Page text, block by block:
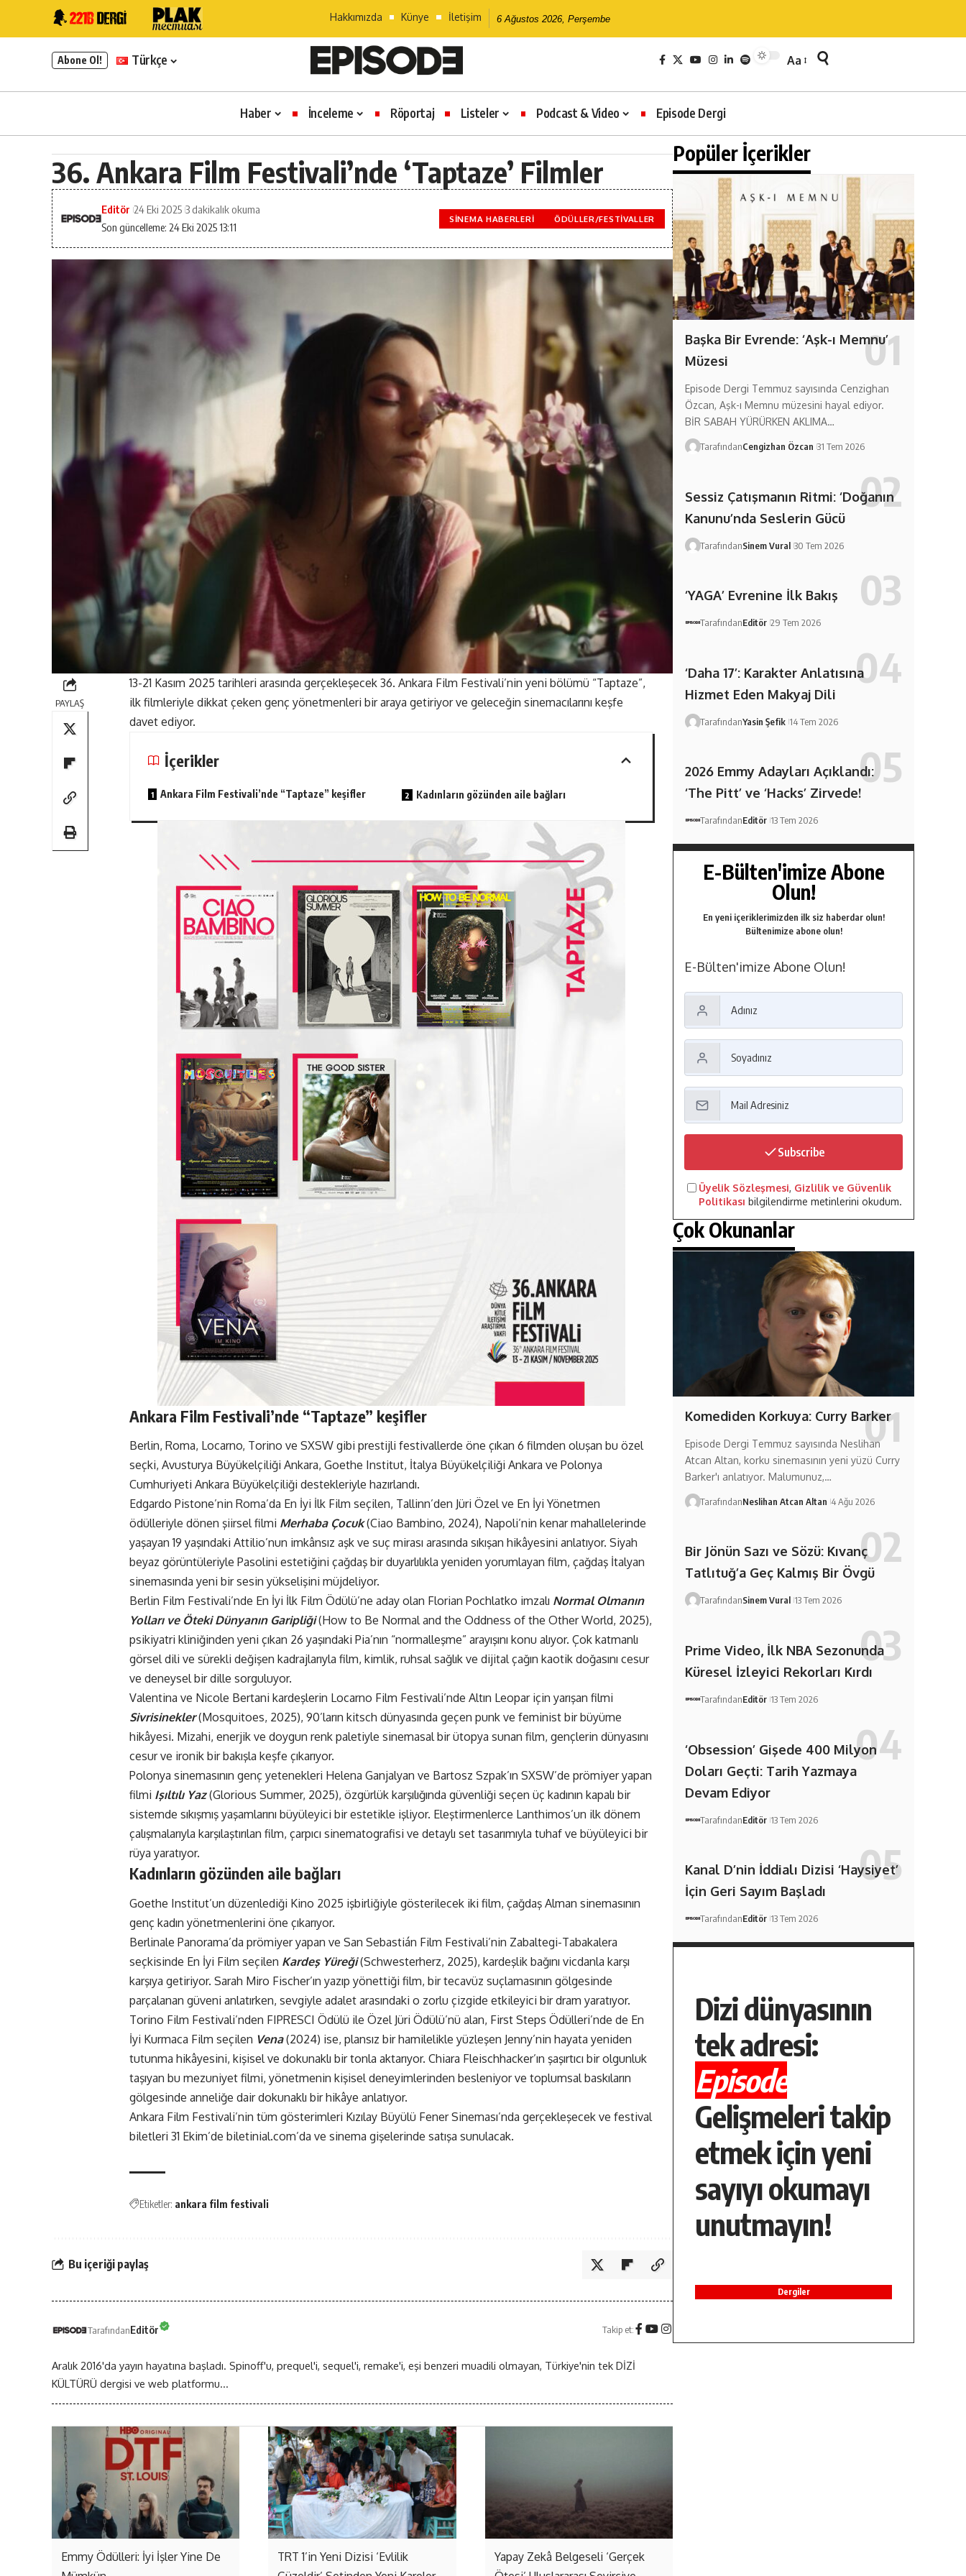
Hakkımızda Künye İletişim 6 Ağustos 2026, Perşembe
Abone Ol! Türkçe Aa
Haber İnceleme Röportaj Listeler Podcast & Video Episode Dergi
36. Ankara Film Festivali’nde ‘Taptaze’ Filmler
Son güncelleme: 24 Eki 2025 13:11
Editör 24 Eki 2025 3 dakikalık okuma
SINEMA HABERLERI ÖDÜLLER/FESTIVALLER
PAYLAŞ
13-21 Kasım 2025 tarihleri arasında gerçekleşecek 36. Ankara Film Festivali’nin yeni bölümü “Taptaze”,
ilk filmleriyle dikkat çeken genç yönetmenleri bir araya getiriyor ve geleceğin sinemacılarını keşfe
davet ediyor.
İçerikler
Ankara Film Festivali’nde “Taptaze” keşifler Kadınların gözünden aile bağları
Ankara Film Festivali’nde “Taptaze” keşifler
Berlin, Roma, Locarno, Torino ve SXSW gibi prestijli festivallerde öne çıkan 6 filmden oluşan bu özel
seçki, Avusturya Büyükelçiliği Ankara, Goethe Institut, İtalya Büyükelçiliği Ankara ve Polonya
Cumhuriyeti Ankara Büyükelçiliği destekleriyle hazırlandı.
Edgardo Pistone’nin Roma’da En İyi İlk Film seçilen, Tallinn’den Jüri Özel ve En İyi Yönetmen
ödülleriyle dönen şiirsel filmi Merhaba Çocuk(Ciao Bambino, 2024), Napoli’nin kenar mahallelerinde
yaşayan 19 yaşındaki Attilio’nun imkânsız aşk ve suç mirası arasında sıkışan hikâyesini anlatıyor. Siyah
beyaz görüntüleriyle Pasolini estetiğini çağdaş bir duyarlılıkla yeniden yorumlayan film, çağdaş İtalyan
sinemasında yeni bir sesin yükselişini müjdeliyor.
Berlin Film Festivali’nde En İyi İlk Film Ödülü’ne aday olan Florian Pochlatko imzalı Normal Olmanın
Yolları ve Öteki Dünyanın Garipliği(How to Be Normal and the Oddness of the Other World, 2025),
psikiyatri kliniğinden yeni çıkan 26 yaşındaki Pia’nın “normalleşme” arayışını konu alıyor. Çok katmanlı
görsel dili ve sürekli değişen kadrajlarıyla film, kimlik, ruhsal sağlık ve dijital çağın kaotik doğasını cesur
ve deneysel bir dille sorguluyor.
Valentina ve Nicole Bertani kardeşlerin Locarno Film Festivali’nde Altın Leopar için yarışan filmi
Sivrisinekler(Mosquitoes, 2025), 90’ların kitsch dünyasında geçen punk ve feminist bir büyüme
hikâyesi. Mizahi, enerjik ve doygun renk paletiyle sinemasal bir ütopya sunan film, gençlerin dünyasını
cesur ve ironik bir bakışla keşfe çıkarıyor.
Polonya sinemasının genç yetenekleri Helena Ganjalyan ve Bartosz Szpak’ın SXSW’de prömiyer yapan
filmi Işıltılı Yaz(Glorious Summer, 2025), özgürlük karşılığında güvenliği seçen üç kadının kapalı bir
sistemde sıkışmış yaşamlarını büyüleyici bir estetikle işliyor. Eleştirmenlerce Lanthimos’un ilk dönem
çalışmalarıyla karşılaştırılan film, çarpıcı sinematografisi ve detaylı set tasarımıyla tuhaf ve büyüleyici bir
rüya yaratıyor.
Kadınların gözünden aile bağları
Goethe Institut’un düzenlediği Kino 2025 işbirliğiyle gösterilecek iki film, çağdaş Alman sinemasının
genç kadın yönetmenlerini öne çıkarıyor.
Berlinale Panorama’da prömiyer yapan ve San Sebastián Film Festivali’nin Zabaltegi-Tabakalera
seçkisinde En İyi Film seçilen Kardeş Yüreği(Schwesterherz, 2025), kardeşlik bağını vicdanla karşı
karşıya getiriyor. Sarah Miro Fischer’ın yazıp yönettiği film, bir tecavüz suçlamasının gölgesinde
parçalanan güveni anlatırken, sevgiyle adalet arasındaki o zorlu çizgide etkileyici bir dram yaratıyor.
Torino Film Festivali’nden FIPRESCI Ödülü ile Özel Jüri Ödülü’nü alan, First Steps Ödülleri’nde de En
İyi Kurmaca Film seçilen Vena(2024) ise, plansız bir hamilelikle yüzleşen Jenny’nin hayata yeniden
tutunma hikâyesini, kişisel ve dokunaklı bir tonla aktarıyor. Chiara Fleischhacker’ın şaşırtıcı bir olgunluk
taşıyan bu mezuniyet filmi, yönetmenin kişisel deneyimlerinden besleniyor ve toplumsal baskıların
gölgesinde anneliğe dair dokunaklı bir hikâye anlatıyor.
Ankara Film Festivali’nin tüm gösterimleri Kızılay Büyülü Fener Sineması’nda gerçekleşecek ve festival
biletleri 31 Ekim’de biletinial.com’da ve sinema gişelerinde satışa sunulacak.
Etiketler: ankara film festivali
Bu içeriği paylaş
TarafındanEditör Takip et:
Aralık 2016'da yayın hayatına başladı. Spinoff'u, prequel'i, sequel'i, remake'i, eşi benzeri muadili olmayan, Türkiye'nin tek DİZİ
KÜLTÜRÜ dergisi ve web platformu...
Emmy Ödülleri: İyi İşler Yine De
TRT 1’in Yeni Dizisi ‘Evlilik
Yapay Zekâ Belgeseli ‘Gerçek
Popüler İçerikler
Başka Bir Evrende: ‘Aşk-ı Memnu’
Müzesi
Episode Dergi Temmuz sayısında Cenzighan
Özcan, Aşk-ı Memnu müzesini hayal ediyor.
BİR SABAH YÜRÜRKEN AKLIMA…
TarafındanCengizhan Özcan 31 Tem 2026
Sessiz Çatışmanın Ritmi: ‘Doğanın
Kanunu’nda Seslerin Gücü
TarafındanSinem Vural 30 Tem 2026
‘YAGA’ Evrenine İlk Bakış
TarafındanEditör 29 Tem 2026
‘Daha 17’: Karakter Anlatısına
Hizmet Eden Makyaj Dili
TarafındanYasin Şefik 14 Tem 2026
2026 Emmy Adayları Açıklandı:
‘The Pitt’ ve ‘Hacks’ Zirvede!
TarafındanEditör 13 Tem 2026
E-Bülten'imize Abone
Olun!
En yeni içeriklerimizden ilk siz haberdar olun!
Bültenimize abone olun!
E-Bülten'imize Abone Olun!
Subscribe
Üyelik Sözleşmesi, Gizlilik ve Güvenlik
Politikası bilgilendirme metinlerini okudum.
Çok Okunanlar
Komediden Korkuya: Curry Barker
Episode Dergi Temmuz sayısında Neslihan
Atcan Altan, korku sinemasının yeni yüzü Curry
Barker'ı anlatıyor. Malumunuz,…
TarafındanNeslihan Atcan Altan 4 Ağu 2026
Bir Jönün Sazı ve Sözü: Kıvanç
Tatlıtuğ’a Geç Kalmış Bir Övgü
TarafındanSinem Vural 13 Tem 2026
Prime Video, İlk NBA Sezonunda
Küresel İzleyici Rekorları Kırdı
TarafındanEditör 13 Tem 2026
‘Obsession’ Gişede 400 Milyon
Doları Geçti: Tarih Yazmaya
Devam Ediyor
TarafındanEditör 13 Tem 2026
Kanal D’nin İddialı Dizisi ‘Haysiyet’
İçin Geri Sayım Başladı
TarafındanEditör 13 Tem 2026
Dizi dünyasının
tek adresi:
Episode
Gelişmeleri takip
etmek için yeni
sayıyı okumayı
unutmayın!
Dergiler